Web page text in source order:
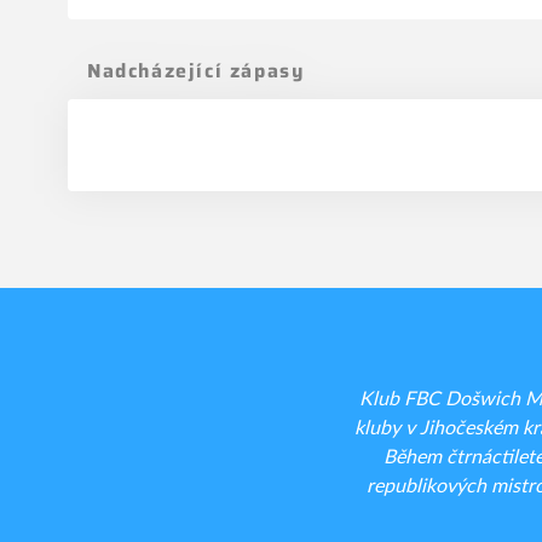
Nadcházející zápasy
Klub FBC Došwich
kluby v Jihočeském
Během
republikových